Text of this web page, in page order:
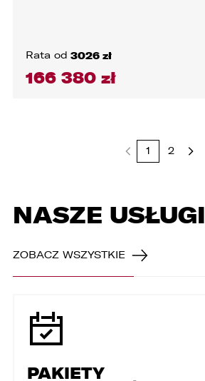
Rata od 3026 zł
166 380 zł
1 2
NASZE USŁUGI
ZOBACZ WSZYSTKIE
PAKIETY